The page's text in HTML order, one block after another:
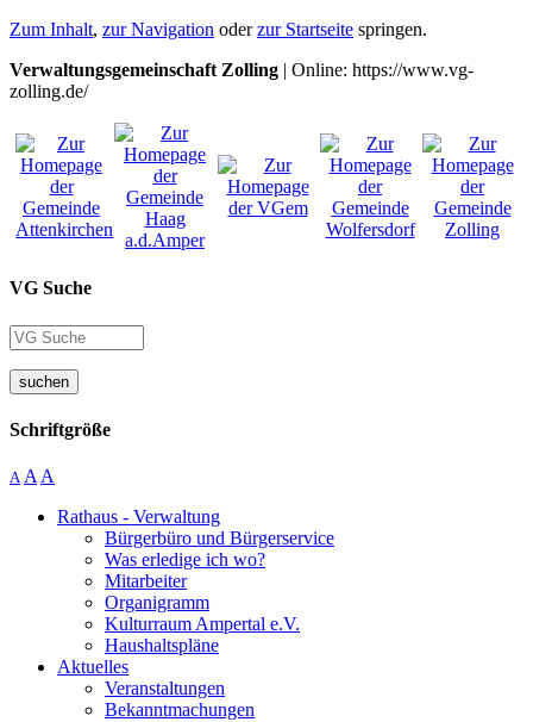
Zum Inhalt, zur Navigation oderzur Startseite springen.
Verwaltungsgemeinschaft Zolling | Online: https://www.vg-
zolling.de/
VG Suche
suchen
Schriftgröße
A A A
Rathaus - Verwaltung
Bürgerbüro und Bürgerservice
Was erledige ich wo?
Mitarbeiter
Organigramm
Kulturraum Ampertal e.V.
Haushaltspläne
Aktuelles
Veranstaltungen
Bekanntmachungen